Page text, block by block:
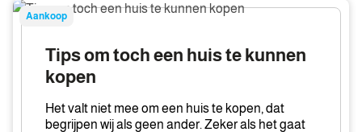
Tips
om
kunnen
Aankoop
Tips om toch een huis te kunnen
kopen
Het valt niet mee om een huis te kopen, dat
begrijpen wij als geen ander. Zeker als het gaat